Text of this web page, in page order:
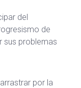
del
de
sus problemas
por la